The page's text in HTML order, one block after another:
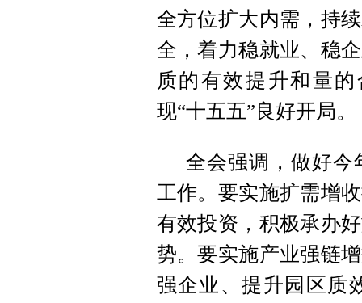
全方位扩大内需，持
全，着力稳就业、稳
质的有效提升和量
现“十五五”良好开局。
全会强调，做好今
工作。要实施扩需增
有效投资，积极承办
势。要实施产业强链
强企业、提升园区质